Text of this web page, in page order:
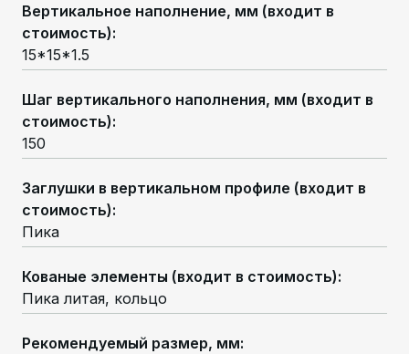
Вертикальное наполнение, мм (входит в
стоимость):
15*15*1.5
Шаг вертикального наполнения, мм (входит в
стоимость):
150
Заглушки в вертикальном профиле (входит в
стоимость):
Пика
Кованые элементы (входит в стоимость):
Пика литая, кольцо
Рекомендуемый размер, мм: